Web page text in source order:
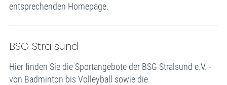
entsprechenden Homepage.
BSG Stralsund
Hier finden Sie die Sportangebote der BSG Stralsund e.V. -
von Badminton bis Volleyball sowie die